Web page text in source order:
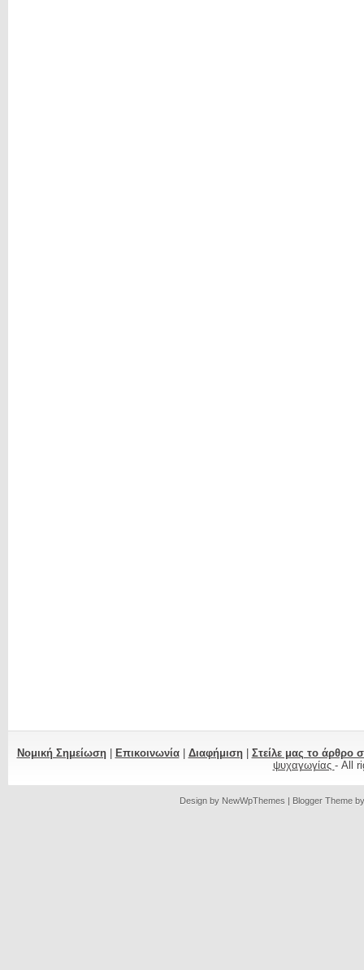
Νομική Σημείωση| Επικοινωνία| Διαφήμιση| Στείλε μας το άρθρο
ψυχαγωγίας - All
Design by NewWpThemes | Blogger Theme